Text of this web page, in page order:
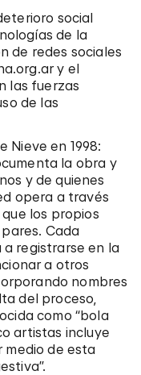
social
de la
de redes sociales
y el
las fuerzas
de las
Nieve en 1998:
la obra y
y de quienes
opera a través
los propios
Cada
registrarse en la
a otros
nombres
del proceso,
como “bola
artistas incluye
medio de esta